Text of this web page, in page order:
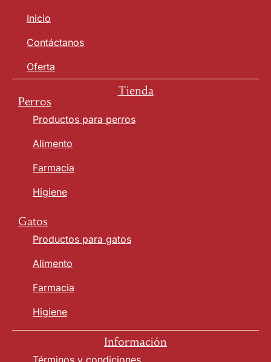
Inicio
Contáctanos
Oferta
Tienda
Perros
Productos para perros
Alimento
Farmacia
Higiene
Gatos
Productos para gatos
Alimento
Farmacia
Higiene
Información
Términos y condiciones